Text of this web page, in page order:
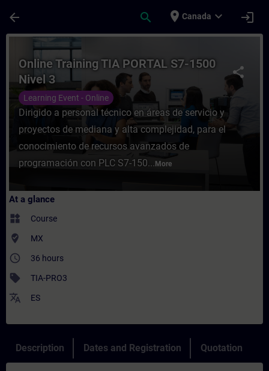
arrow_back search place Canada expand_more login
Course - Online Training TIA PORTAL
share
Online Training TIA PORTAL S7-1500
Nivel 3
Learning Event - Online
Dirigido a personal técnico en áreas de servicio y
proyectos de mediana y alta complejidad, para el
conocimiento de recursos avanzados de
programación con PLC S7-150... More
At a glance
widgets Course
where_to_vote MX
access_time 36 hours
sell TIA-PRO3
translate ES
Description Dates and Registration Quotation